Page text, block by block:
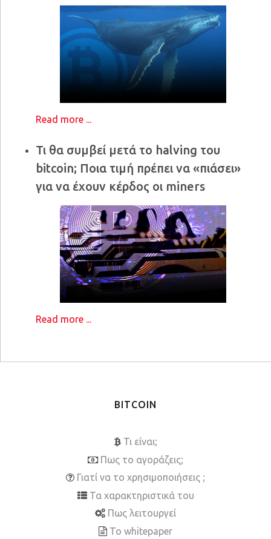
Read more ...
Τι θα συμβεί μετά το halving του
bitcoin; Ποια τιμή πρέπει να «πιάσει»
για να έχουν κέρδος οι miners
Read more ...
BITCOIN
Τι είναι;
Πως το αγοράζεις;
Γιατί να το χρησιμοποιήσεις ;
Τα χαρακτηριστικά του
Πως λειτουργεί
To whitepaper